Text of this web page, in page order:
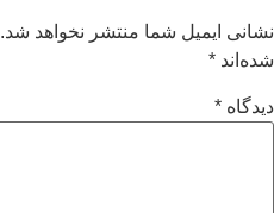
نشانی ایمیل شما منتشر نخواهد شد.
شده‌اند *
دیدگاه *